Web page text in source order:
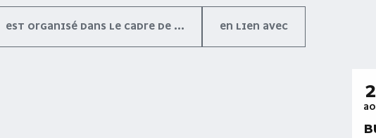
EST ORGANISÉ DANS LE CADRE DE ... EN LIEN AVEC